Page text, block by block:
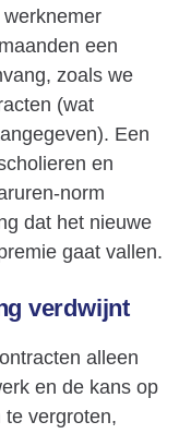
een
zoals we
(wat
Een
en
norm
dat het nieuwe
gaat vallen.
verdwijnt
alleen
en de kans op
vergroten,